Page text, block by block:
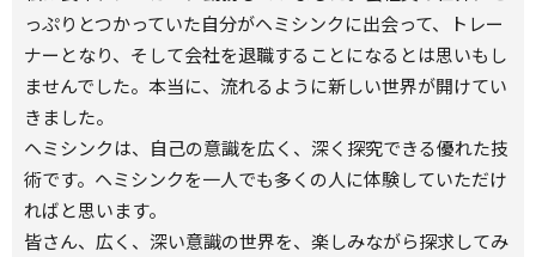
っぷりとつかっていた自分がヘミシンクに出会って、トレー
ナーとなり、そして会社を退職することになるとは思いもし
ませんでした。本当に、流れるように新しい世界が開けてい
きました。
ヘミシンクは、自己の意識を広く、深く探究できる優れた技
術です。ヘミシンクを一人でも多くの人に体験していただけ
ればと思います。
皆さん、広く、深い意識の世界を、楽しみながら探求してみ